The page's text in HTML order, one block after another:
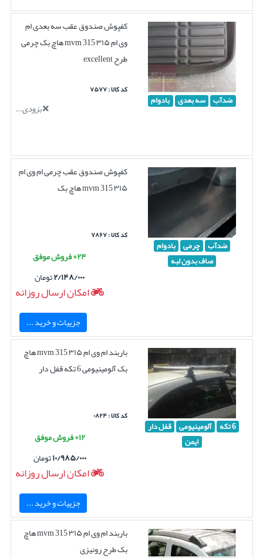
ضدآب سه بعدی بادوام
کفپوش صندوق عقب سه بعدی ام
وی ام ۳۱۵ mvm 315 هاچ بک چرمی
طرح excellent
کد کالا : ۷۵۷۷
بزودی...
ضدآب چرمی بادوام
صاف بدون لبه
کفپوش صندوق عقب چرمی ام وی ام
۳۱۵ mvm 315 هاچ بک
کد کالا : ۷۸۶۷
۲۴+ فروش موفق
۲/۱۴۸/۰۰۰تومان
امکان ارسال روزانه
جزییات و خرید ...
6 تکه آلومینیومی قفل دار
ایمن
باربند ام وی ام ۳۱۵ mvm 315 هاچ
بک آلومینیومی 6 تکه قفل دار
کد کالا : ۰۸۲۴
۱۲+ فروش موفق
۱۰/۹۸۵/۰۰۰تومان
امکان ارسال روزانه
جزییات و خرید ...
باربند ام وی ام ۳۱۵ mvm 315 هاچ
بک طرح رونیزی